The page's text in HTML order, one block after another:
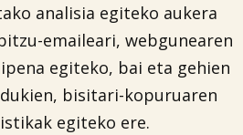
analisia egiteko aukera
emaileari, webgunearen
egiteko, bai eta gehien
bisitari-kopuruaren
egiteko ere.